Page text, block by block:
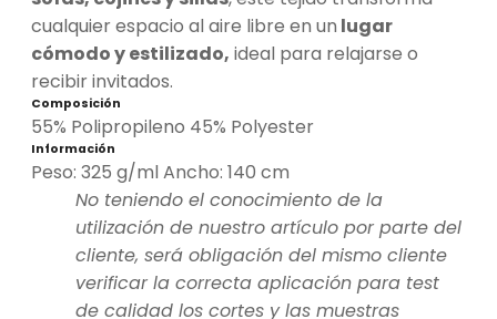
cualquier espacio al aire libre en un lugar
cómodo y estilizado, ideal para relajarse o
recibir invitados.
Composición
55% Polipropileno 45% Polyester
Información
Peso: 325 g/ml Ancho: 140 cm
No teniendo el conocimiento de la
utilización de nuestro artículo por parte del
cliente, será obligación del mismo cliente
verificar la correcta aplicación para test
de calidad los cortes y las muestras